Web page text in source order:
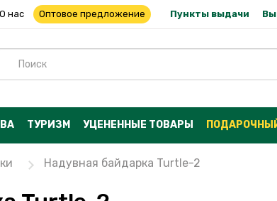
О нас Оптовое предложение Пункты выдачи
ТУРИЗМ УЦЕНЕННЫЕ ТОВАРЫ
Надувная байдарка Turtle-2